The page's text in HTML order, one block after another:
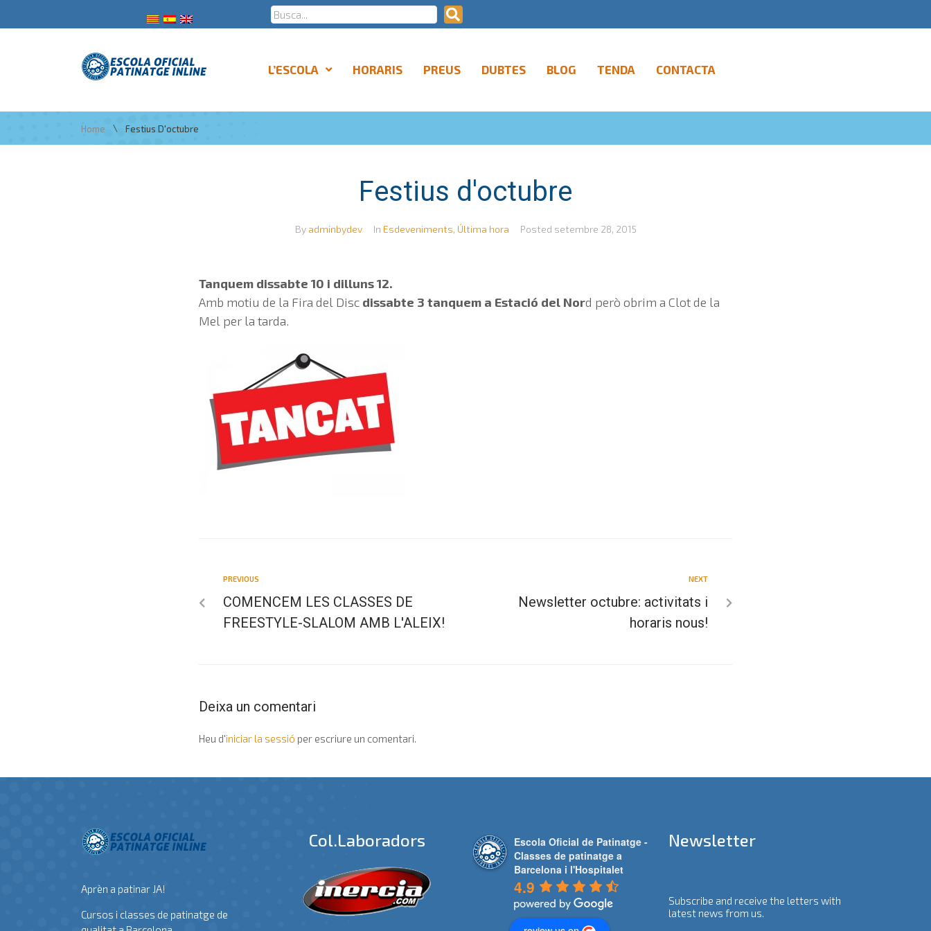
L’ESCOLA HORARIS PREUS DUBTES BLOG TENDA CONTACTA
Home \ Festius D'octubre
Festius d'octubre
By adminbydev In Esdeveniments, Última hora Posted setembre 28, 2015
Tanquem dissabte 10 i dilluns 12.
Amb motiu de la Fira del Disc dissabte 3 tanquem a Estació del Nord però obrim a Clot de la
Mel per la tarda.
PREVIOUS
COMENCEM LES CLASSES DE
FREESTYLE-SLALOM AMB L'ALEIX!
NEXT
Newsletter octubre: activitats i
Deixa un comentari
Heu d'iniciar la sessió per escriure un comentari.
Aprèn a patinar JA!
Cursos i classes de patinatge de
Col.laboradors
Escola Oficial de Patinatge -
Classes de patinatge a
Barcelona i l'Hospitalet
4.9
Newsletter
Subscribe and receive the letters with
latest news from us.